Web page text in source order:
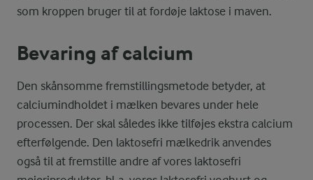
som kroppen bruger til at fordøje laktose i maven.
Bevaring af calcium
Den skånsomme fremstillingsmetode betyder, at
calciumindholdet i mælken bevares under hele
processen. Der skal således ikke tilføjes ekstra calcium
efterfølgende. Den laktosefri mælkedrik anvendes
også til at fremstille andre af vores laktosefri